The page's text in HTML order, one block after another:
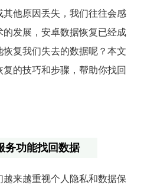
他原因丢失，我们往往会感
发展，安卓数据恢复已经成
复我们失去的数据呢？本文
的技巧和步骤，帮助你找回
务功能找回数据
来越重视个人隐私和数据保